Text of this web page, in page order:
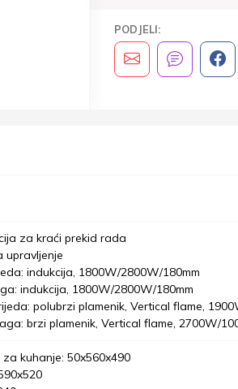
PODJELI:
za kraći prekid rada
upravljenje
indukcija, 1800W/2800W/180mm
indukcija, 1800W/2800W/180mm
polubrzi plamenik, Vertical flame,
brzi plamenik, Vertical flame, 2700W/
kuhanje: 50x560x490